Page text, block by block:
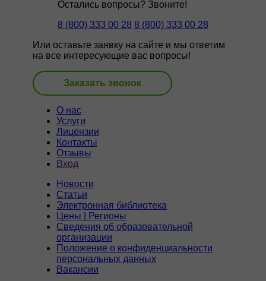
Остались вопросы? Звоните!
8 (800) 333 00 28 8 (800) 333 00 28
Или оставьте заявку на сайте и мы ответим
на все интересующие вас вопросы!
Заказать звонок
О нас
Услуги
Лицензии
Контакты
Отзывы
Вход
Новости
Статьи
Электронная библиотека
Цены | Регионы
Сведения об образовательной
организации
Положение о конфиденциальности
персональных данных
Вакансии